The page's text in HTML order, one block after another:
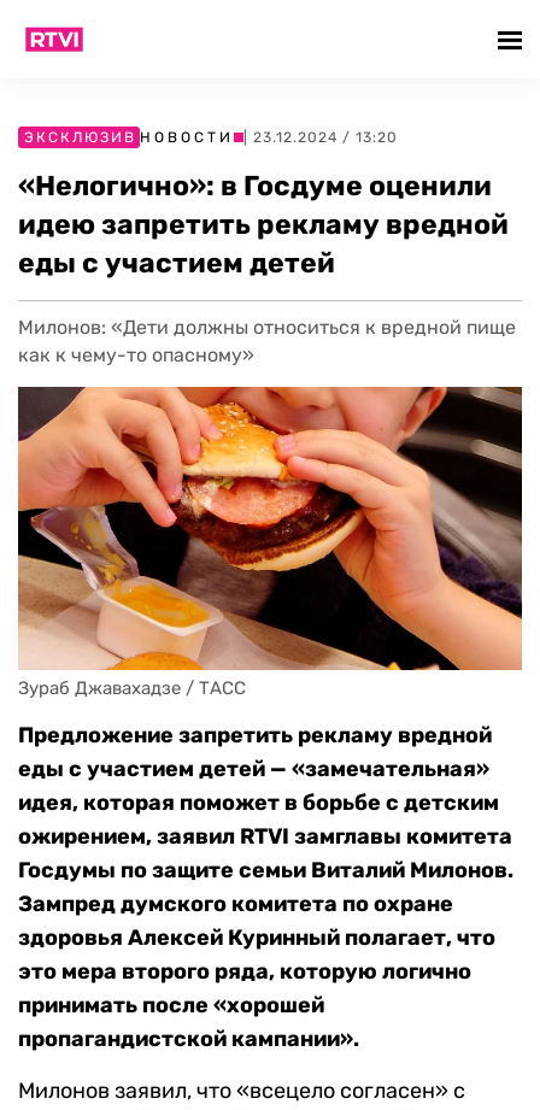
ЭКСКЛЮЗИВ НОВОСТИ | 23.12.2024 / 13:20
«Нелогично»: в Госдуме оценили
идею запретить рекламу вредной
еды с участием детей
Милонов: «Дети должны относиться к вредной пище
как к чему-то опасному»
Зураб Джавахадзе / ТАСС
Предложение запретить рекламу вредной
еды с участием детей — «замечательная»
идея, которая поможет в борьбе с детским
ожирением, заявил RTVI замглавы комитета
Госдумы по защите семьи Виталий Милонов.
Зампред думского комитета по охране
здоровья Алексей Куринный полагает, что
это мера второго ряда, которую логично
принимать после «хорошей
пропагандистской кампании».
Милонов заявил, что «всецело согласен» с